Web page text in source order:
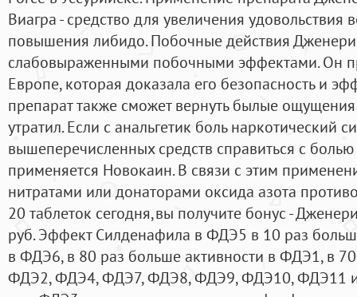
Виагра - средство для увеличения удовольствия
повышения либидо. Побочные действия
слабовыраженными побочными эффектами. Он
Европе, которая доказала его безопасность и
препарат также сможет вернуть былые
утратил. Если с анальгетик боль наркотический
вышеперечисленных средств справиться с болью
применяется Новокаин. В связи с этим
нитратами или донаторами оксида азота
20 таблеток сегодня,вы получите бонус -
руб. Эффект Силденафила в ФДЭ5 в 10 раз
в ФДЭ6, в 80 раз больше активности в ФДЭ1, в
ФДЭ2, ФДЭ4, ФДЭ7, ФДЭ8, ФДЭ9, ФДЭ10, ФДЭ11 и